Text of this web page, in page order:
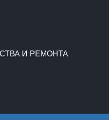
И РЕМОНТА